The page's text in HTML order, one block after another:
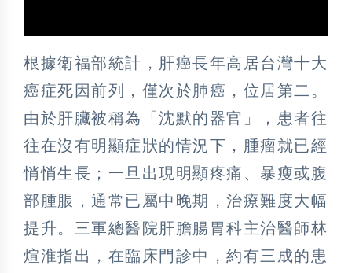
根據衛福部統計，肝癌長年高居台灣十大
癌症死因前列，僅次於肺癌，位居第二。
由於肝臟被稱為「沈默的器官」，患者往
往在沒有明顯症狀的情況下，腫瘤就已經
悄悄生長；一旦出現明顯疼痛、暴瘦或腹
部腫脹，通常已屬中晚期，治療難度大幅
提升。三軍總醫院肝膽腸胃科主治醫師林
煊淮指出，在臨床門診中，約有三成的患